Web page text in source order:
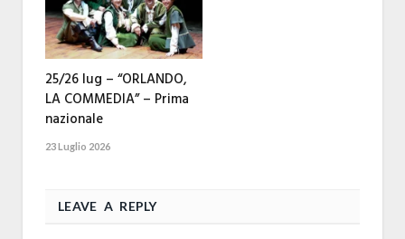
25/26 lug – “ORLANDO,
LA COMMEDIA” – Prima
nazionale
23 Luglio 2026
LEAVE A REPLY